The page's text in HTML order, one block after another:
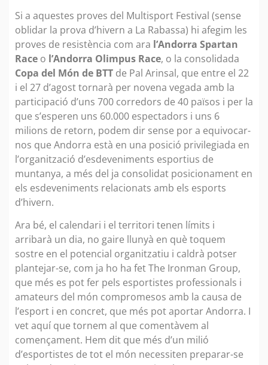
Si a aquestes proves del Multisport Festival (sense
oblidar la prova d’hivern a La Rabassa) hi afegim les
proves de resistència com ara l’Andorra Spartan
Race o l’Andorra Olimpus Race, o la consolidada
Copa del Món de BTT de Pal Arinsal, que entre el 22
i el 27 d’agost tornarà per novena vegada amb la
participació d’uns 700 corredors de 40 països i per la
que s’esperen uns 60.000 espectadors i uns 6
milions de retorn, podem dir sense por a equivocar-
nos que Andorra està en una posició privilegiada en
l’organització d’esdeveniments esportius de
muntanya, a més del ja consolidat posicionament en
els esdeveniments relacionats amb els esports
d’hivern.
Ara bé, el calendari i el territori tenen límits i
arribarà un dia, no gaire llunyà en què toquem
sostre en el potencial organitzatiu i caldrà potser
plantejar-se, com ja ho ha fet The Ironman Group,
que més es pot fer pels esportistes professionals i
amateurs del món compromesos amb la causa de
l’esport i en concret, que més pot aportar Andorra. I
vet aquí que tornem al que comentàvem al
començament. Hem dit que més d’un milió
d’esportistes de tot el món necessiten preparar-se